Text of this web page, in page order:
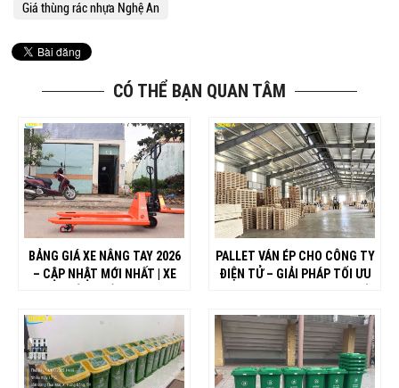
Giá thùng rác nhựa Nghệ An
CÓ THỂ BẠN QUAN TÂM
BẢNG GIÁ XE NÂNG TAY 2026
– CẬP NHẬT MỚI NHẤT | XE
PALLET VÁN ÉP CHO CÔNG TY
ĐIỆN TỬ – GIẢI PHÁP TỐI ƯU